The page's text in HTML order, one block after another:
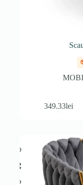
349.33lei